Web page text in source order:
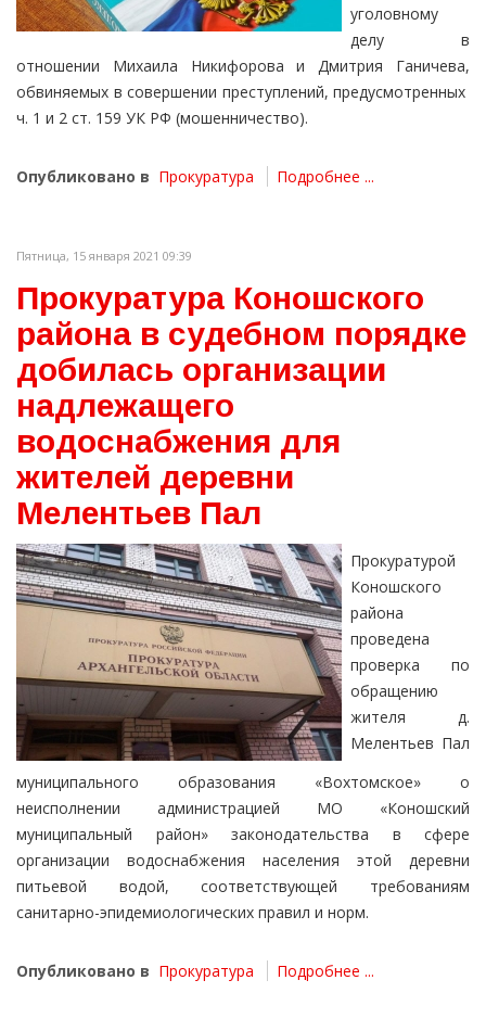
уголовному
делу в
отношении Михаила Никифорова и Дмитрия Ганичева,
обвиняемых в совершении преступлений, предусмотренных
ч. 1 и 2 ст. 159 УК РФ (мошенничество).
Опубликовано в Прокуратура Подробнее ...
Пятница, 15 января 2021 09:39
Прокуратура Коношского
района в судебном порядке
добилась организации
надлежащего
водоснабжения для
жителей деревни
Мелентьев Пал
Прокуратурой
Коношского
района
проведена
проверка по
обращению
жителя д.
Мелентьев Пал
муниципального образования «Вохтомское» о
неисполнении администрацией МО «Коношский
муниципальный район» законодательства в сфере
организации водоснабжения населения этой деревни
питьевой водой, соответствующей требованиям
санитарно-эпидемиологических правил и норм.
Опубликовано в Прокуратура Подробнее ...